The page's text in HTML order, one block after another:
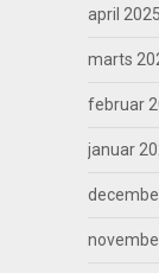
april 2025
marts
februar
januar